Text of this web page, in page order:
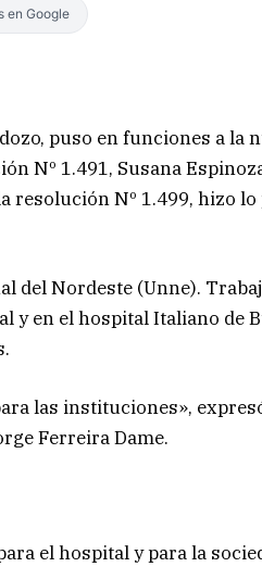
en Google
puso en funciones a la
Nº 1.491, Susana
resolución Nº 1.499, hizo
del Nordeste (Unne).
y en el hospital Italiano de
las instituciones»,
Ferreira Dame.
el hospital y para la